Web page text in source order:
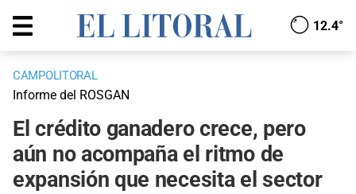
12.4°
CAMPOLITORAL
Informe del ROSGAN
El crédito ganadero crece, pero
aún no acompaña el ritmo de
expansión que necesita el sector